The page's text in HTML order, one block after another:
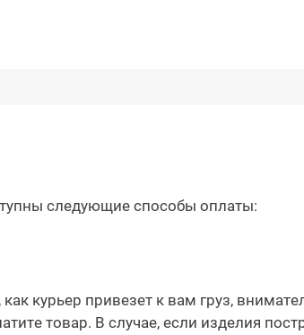
следующие способы оплаты:
курьер привезет к вам груз,
товар. В случае, если изделия